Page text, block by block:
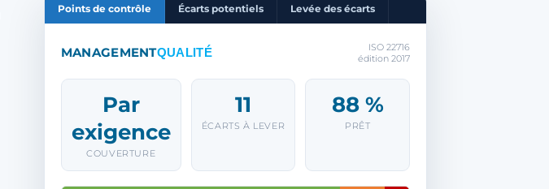
Points de contrôle Écarts potentiels Levée des écarts
MANAGEMENTQUALITÉ
ISO 22716
édition 2017
Par
exigence
COUVERTURE
11
ÉCARTS À LEVER
88 %
PRÊT